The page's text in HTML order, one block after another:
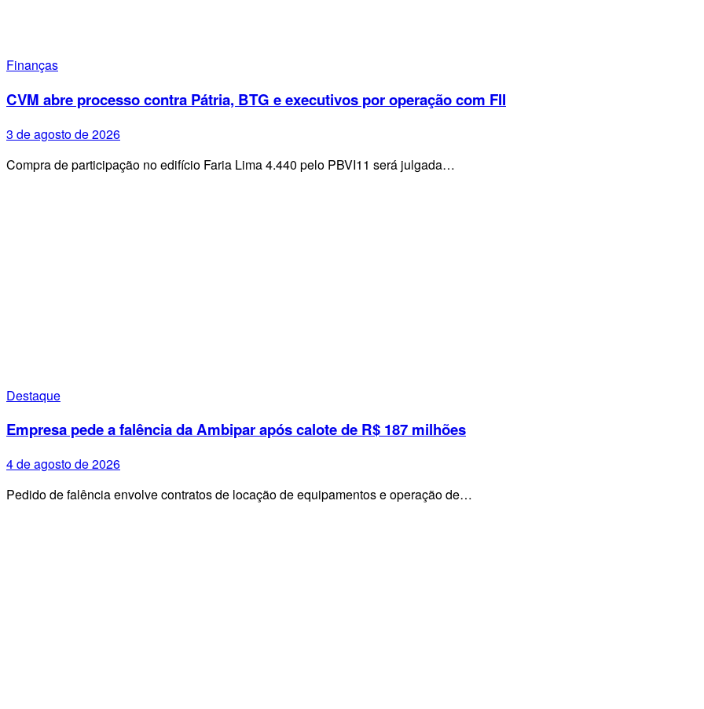
Finanças
CVM abre processo contra Pátria, BTG e executivos por operação com FII
3 de agosto de 2026
Compra de participação no edifício Faria Lima 4.440 pelo PBVI11 será julgada…
Destaque
Empresa pede a falência da Ambipar após calote de R$ 187 milhões
4 de agosto de 2026
Pedido de falência envolve contratos de locação de equipamentos e operação de…